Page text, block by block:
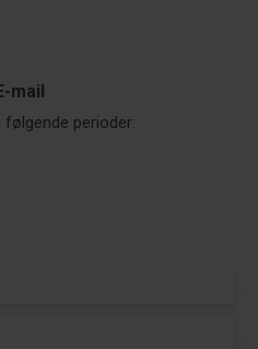
mail
følgende perioder: